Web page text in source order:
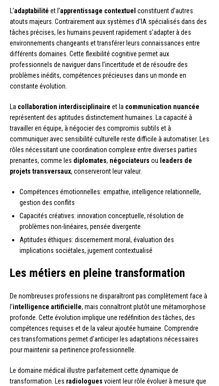
L’adaptabilité et l’apprentissage contextuel constituent d’autres
atouts majeurs. Contrairement aux systèmes d’IA spécialisés dans des
tâches précises, les humains peuvent rapidement s’adapter à des
environnements changeants et transférer leurs connaissances entre
différents domaines. Cette flexibilité cognitive permet aux
professionnels de naviguer dans l’incertitude et de résoudre des
problèmes inédits, compétences précieuses dans un monde en
constante évolution.
La collaboration interdisciplinaire et la communication nuancée
représentent des aptitudes distinctement humaines. La capacité à
travailler en équipe, à négocier des compromis subtils et à
communiquer avec sensibilité culturelle reste difficile à automatiser. Les
rôles nécessitant une coordination complexe entre diverses parties
prenantes, comme les diplomates, négociateurs ou leaders de
projets transversaux, conserveront leur valeur.
Compétences émotionnelles: empathie, intelligence relationnelle,
gestion des conflits
Capacités créatives: innovation conceptuelle, résolution de
problèmes non-linéaires, pensée divergente
Aptitudes éthiques: discernement moral, évaluation des
implications sociétales, jugement contextualisé
Les métiers en pleine transformation
De nombreuses professions ne disparaîtront pas complètement face à
l’intelligence artificielle, mais connaîtront plutôt une métamorphose
profonde. Cette évolution implique une redéfinition des tâches, des
compétences requises et de la valeur ajoutée humaine. Comprendre
ces transformations permet d’anticiper les adaptations nécessaires
pour maintenir sa pertinence professionnelle.
Le domaine médical illustre parfaitement cette dynamique de
transformation. Les radiologues voient leur rôle évoluer à mesure que